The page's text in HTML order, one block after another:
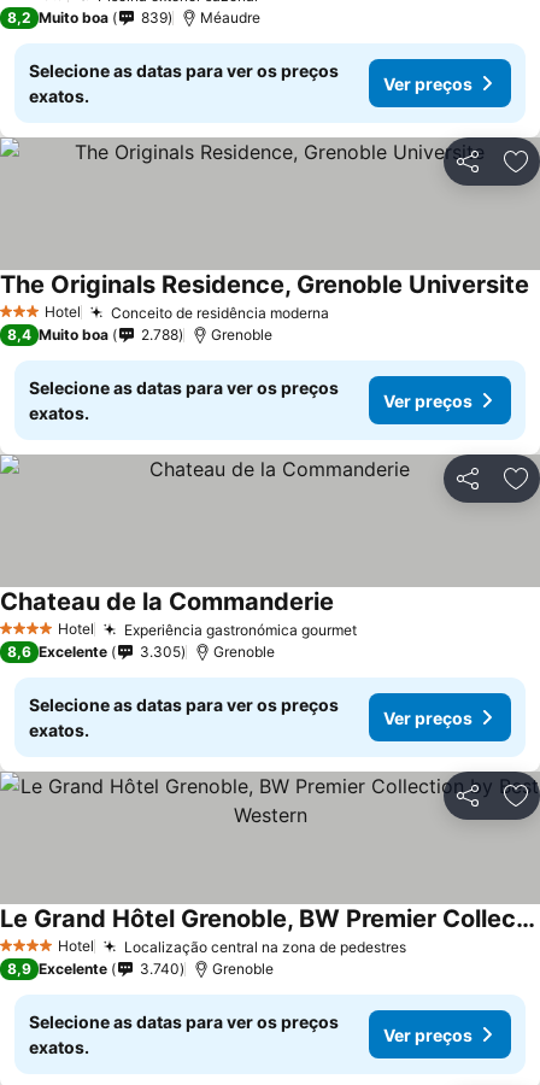
8,2 Muito boa 839 Méaudre
Selecione as datas para ver os preços
exatos.
Ver preços
Partilhar
3 EstrelasHotel Conceito de residência moderna
The Originals Residence, Grenoble Universite
8,4 Muito boa 2.788 Grenoble
Selecione as datas para ver os preços
exatos.
Ver preços
Partilhar
4 EstrelasHotel Experiência gastronómica gourmetVer preços
Chateau de la Commanderie
8,6 Excelente 3.305 Grenoble
Selecione as datas para ver os preços
exatos.
Ver preços
Partilhar
4 EstrelasHotel Localização central na zona de pedestresVer preços
Le Grand Hôtel Grenoble, BW Premier Collection by Best Western
Ver preços
8,9 Excelente 3.740 Grenoble
Selecione as datas para ver os preços
exatos.
Ver preços